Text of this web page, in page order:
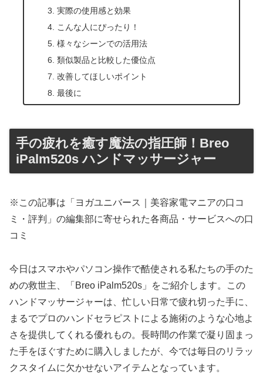
実際の使用感と効果
こんな人にぴったり！
様々なシーンでの活用法
類似製品と比較した優位点
改善してほしいポイント
最後に
手の疲れを癒す魔法の指圧師！Breo
iPalm520s ハンドマッサージャー
※この記事は「ヨガユニバース｜美容家電マニアの口コ
ミ・評判」の編集部に寄せられた各商品・サービスへの口
コミ
今日はスマホやパソコン操作で酷使される私たちの手のた
めの救世主、「Breo iPalm520s」をご紹介します。この
ハンドマッサージャーは、忙しい日常で疲れ切った手に、
まるでプロのハンドセラピストによる施術のような心地よ
さを提供してくれる優れもの。長時間の作業で凝り固まっ
た手をほぐすために購入しましたが、今では毎日のリラッ
クスタイムに欠かせないアイテムとなっています。